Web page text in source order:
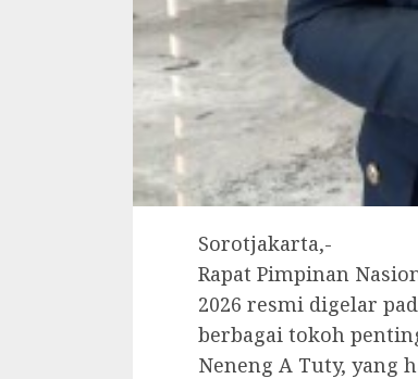
Sorotjakarta,-
Rapat Pimpinan
2026 resmi digelar
berbagai tokoh
Neneng A Tuty, yang